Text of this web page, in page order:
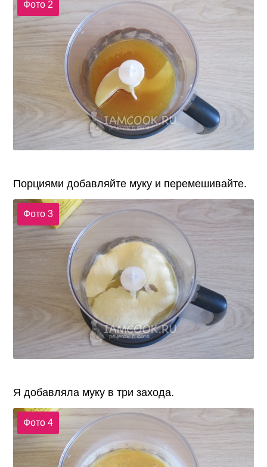
Фото 2
Порциями добавляйте муку и перемешивайте.
Фото 3
Я добавляла муку в три захода.
Фото 4